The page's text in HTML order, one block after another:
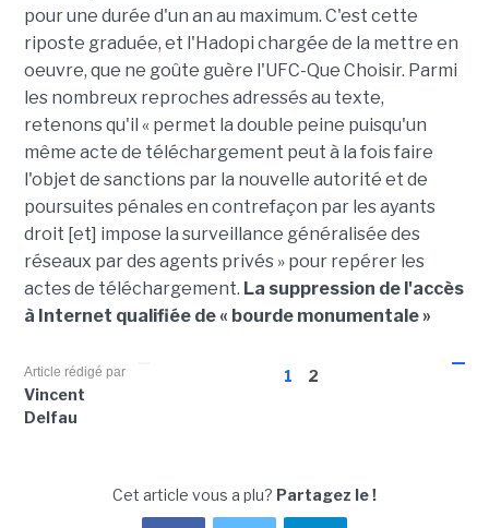
pour une durée d'un an au maximum. C'est cette
riposte graduée, et l'Hadopi chargée de la mettre en
oeuvre, que ne goûte guère l'UFC-Que Choisir. Parmi
les nombreux reproches adressés au texte,
retenons qu'il « permet la double peine puisqu'un
même acte de téléchargement peut à la fois faire
l'objet de sanctions par la nouvelle autorité et de
poursuites pénales en contrefaçon par les ayants
droit [et] impose la surveillance généralisée des
réseaux par des agents privés » pour repérer les
actes de téléchargement. La suppression de l'accès
à Internet qualifiée de « bourde monumentale »
1 2
Article rédigé par
Vincent
Delfau
Cet article vous a plu? Partagez le !